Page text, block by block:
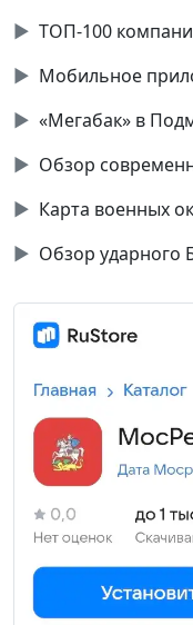
▶ ТОП-100
▶ Мобильное
▶ «Мегабак» в
▶ Обзор
▶ Карта военных
▶ Обзор ударного